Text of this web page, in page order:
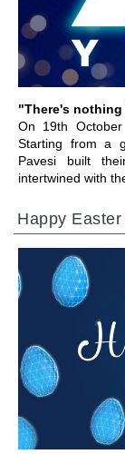
"There's nothing
On 19th
Starting from a
Pavesi built
intertwined with
Happy